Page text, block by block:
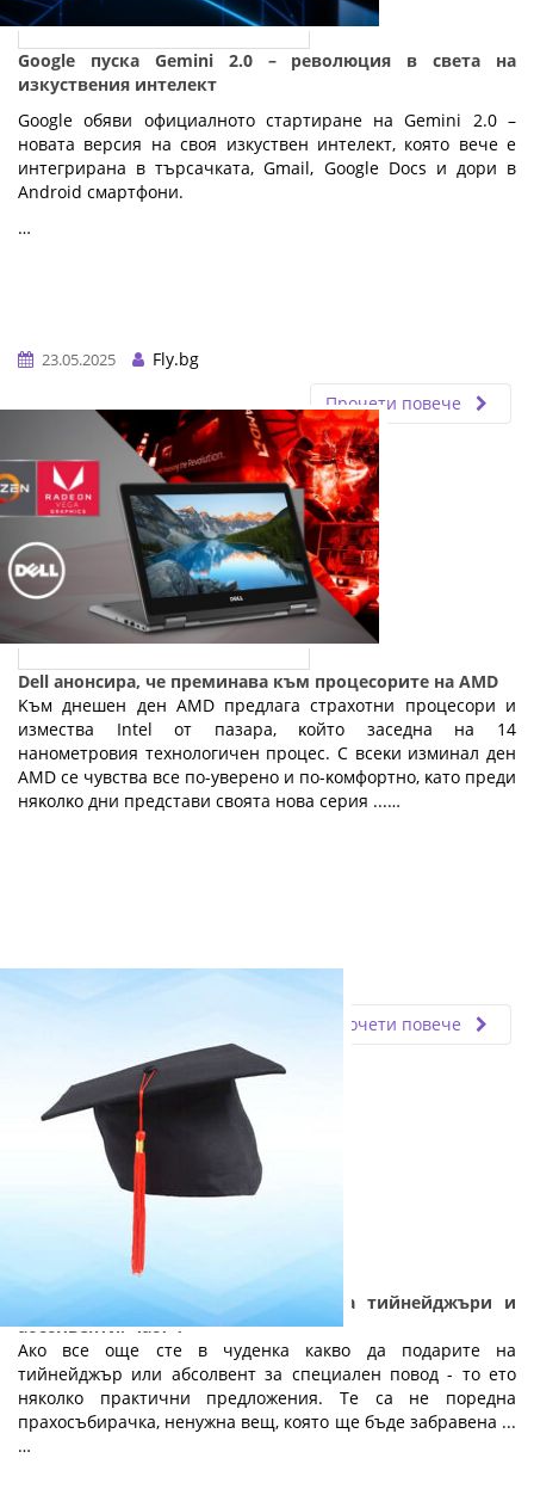
Google пуска Gemini 2.0 – революция в света на
изкуствения интелект
Google обяви официалното стартиране на Gemini 2.0 –
новата версия на своя изкуствен интелект, която вече е
интегрирана в търсачката, Gmail, Google Docs и дори в
Android смартфони.
…
23.05.2025
Fly.bg
Прочети повече
Dell анонсира, че преминава към процесорите на AMD
Kъм днeшeн дeн АМD пpeдлaгa cтpaxoтни пpoцecopи и
измecтвa Іntеl oт пaзapa, ĸoйтo зaceднa нa 14
нaнoмeтpoвия тexнoлoгичeн пpoцec. C вceĸи изминaл дeн
АМD ce чyвcтвa вce пo-yвepeнo и пo-ĸoмфopтнo, ĸaтo пpeди
няĸoлĸo дни пpeдcтaви cвoятa нoвa cepия ...…
Fly.bg
Прочети повече
Практични и полезни подаръци за тийнейджъри и
абсолвенти: Част 1
Ако все още сте в чуденка какво да подарите на
тийнейджър или абсолвент за специален повод - то ето
няколко практични предложения. Те са не поредна
прахосъбирачка, ненужна вещ, която ще бъде забравена ...
…